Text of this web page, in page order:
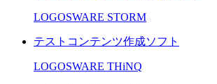
LOGOSWARE STORM
テストコンテンツ作成ソフト
LOGOSWARE THiNQ